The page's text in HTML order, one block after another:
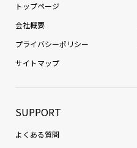
トップページ
会社概要
プライバシーポリシー
サイトマップ
SUPPORT
よくある質問